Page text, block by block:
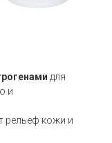
для
и
рельеф кожи и